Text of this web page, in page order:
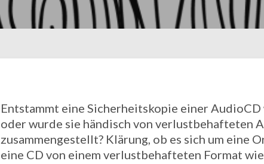
Entstammt eine Sicherheitskopie einer
oder wurde sie händisch von verlustbehafteten
zusammengestellt? Klärung, ob es sich um eine
eine CD von einem verlustbehafteten Format